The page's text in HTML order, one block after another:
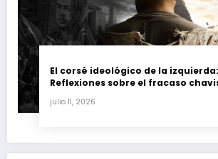
El corsé ideológico de la izquierda:
Reflexiones sobre el fracaso
julio 11, 2026